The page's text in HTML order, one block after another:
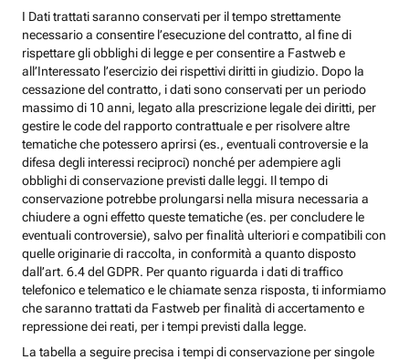
I Dati trattati saranno conservati per il tempo strettamente
necessario a consentire l’esecuzione del contratto, al fine di
rispettare gli obblighi di legge e per consentire a Fastweb e
all’Interessato l’esercizio dei rispettivi diritti in giudizio. Dopo la
cessazione del contratto, i dati sono conservati per un periodo
massimo di 10 anni, legato alla prescrizione legale dei diritti, per
gestire le code del rapporto contrattuale e per risolvere altre
tematiche che potessero aprirsi (es., eventuali controversie e la
difesa degli interessi reciproci) nonché per adempiere agli
obblighi di conservazione previsti dalle leggi. Il tempo di
conservazione potrebbe prolungarsi nella misura necessaria a
chiudere a ogni effetto queste tematiche (es. per concludere le
eventuali controversie), salvo per finalità ulteriori e compatibili con
quelle originarie di raccolta, in conformità a quanto disposto
dall’art. 6.4 del GDPR. Per quanto riguarda i dati di traffico
telefonico e telematico e le chiamate senza risposta, ti informiamo
che saranno trattati da Fastweb per finalità di accertamento e
repressione dei reati, per i tempi previsti dalla legge.
La tabella a seguire precisa i tempi di conservazione per singole